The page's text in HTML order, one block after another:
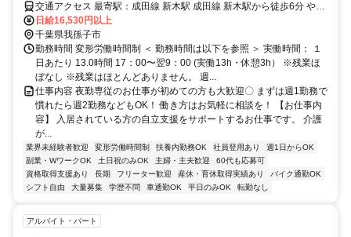
す。交通アクセス 最寄駅：成田線 新木駅 成田線 新木駅から徒歩6分 やす
らぎの道沿い
日給16,530円以上
千葉県我孫子市
勤務時間 変形労働時間制 ＜ 勤務時間は以下を参照 ＞ 実働時間： １
日あたり 13.0時間 17：00〜翌9：00 (実働13h・休憩3h） ※残業ほ
ぼなし ※残業はほとんどありません。 週...
仕事内容 夜勤専従のお仕事が初めての方も大歓迎〇 まずは週1勤務で
慣れたら週2勤務などもOK！ 働き方はお気軽に相談を！ 【お仕事内
容】 入居されている方の自立支援をサポートするお仕事です。 介護
が...
業界未経験者歓迎 変形労働時間制 扶養内勤務OK 社員登用あり
週1日からOK
副業・WワークOK
土日祝のみOK 主婦・主夫歓迎
60代も応募可
資格取得支援あり
長期 フリーター歓迎 産休・育休取得実績あり
バイク通勤OK
シフト自由
大量募集 学歴不問 車通勤OK 平日のみOK 転勤なし
アルバイト・パート